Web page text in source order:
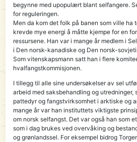
begynne med upopulært blant selfangere.
for reguleringen.
Men da kom det folk på banen som ville ha
krevde mye energi å måtte kjempe for en
ressursene. Han var i mange år medlem i
i Den norsk-kan­adiske og Den norsk-
Som vitenskapsmann satt han i flere
hvalfangstkommisjonen.
I tillegg til alle sine undersøkelser av sel
arbeid med saks­behandling og utredninger,
pattedyr og fangstvirksomhet i arktiske og
mange år var han instituttets viktigste
om norsk selfangst. Det var også han som
som i dag brukes ved over­våking og
og grønlandssel. For eksempel bidrog